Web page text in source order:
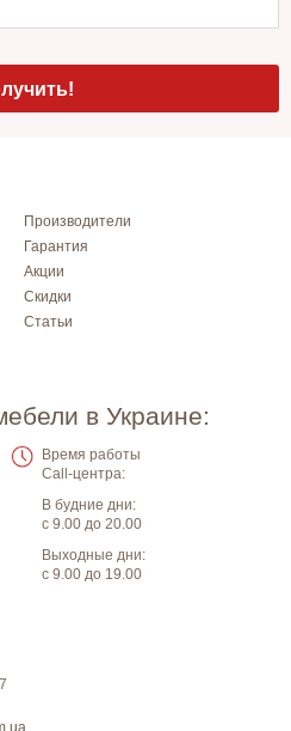
Производители
Гарантия
Акции
Скидки
Статьи
в Украине:
Время работы
Call-центра:
В будние дни:
с 9.00 до 20.00
Выходные дни:
с 9.00 до 19.00